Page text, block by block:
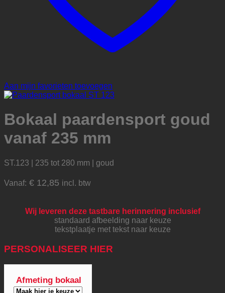
Aan mijn favorieten toevoegen
Bokaal paardensport goud
vanaf 235 mm
ST.123 | 235 tot 280 mm | goud
Vanaf: € 12,85 incl. btw
Wij leveren deze tastbare herinnering inclusief
standaard afbeelding naar keuze
tekstplaatje met tekst naar keuze
PERSONALISEER HIER
Afmeting bokaal